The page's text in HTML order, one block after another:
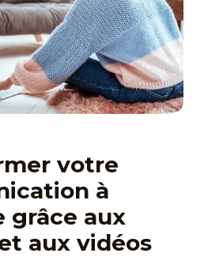
votre
à
grâce aux
aux vidéos